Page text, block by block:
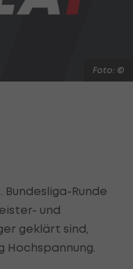
Foto: ©
Runde
und
geklärt sind,